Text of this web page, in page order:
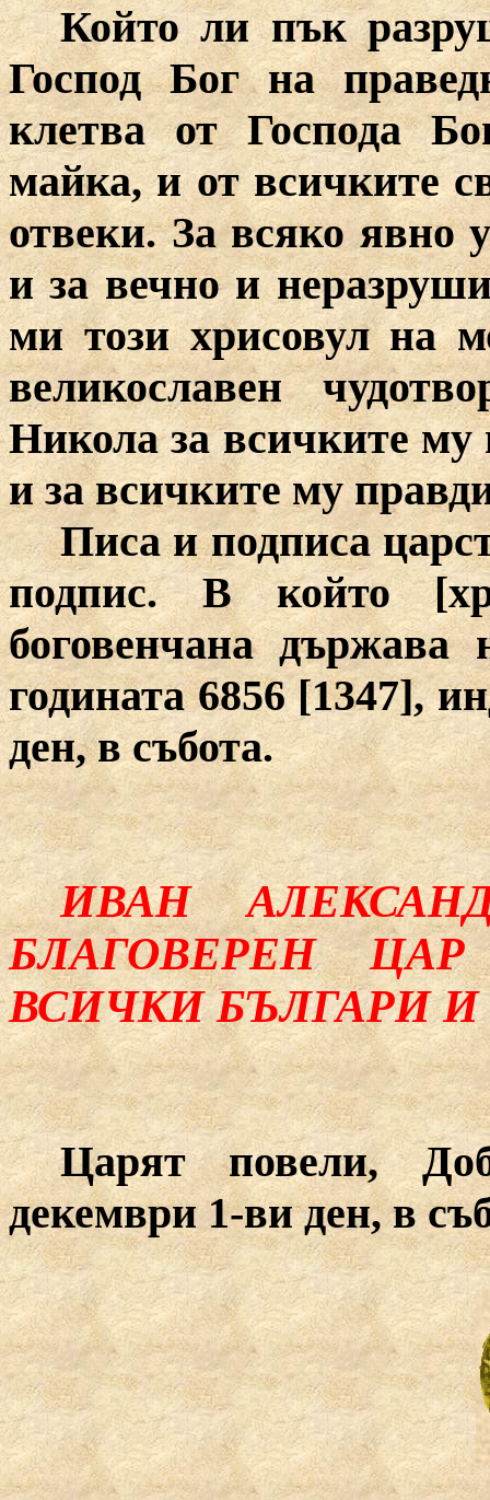
Който ли пък
Господ Бог на
клетва от Господа
майка, и от всичките
отвеки. За всяко явно
и за вечно и
ми този хрисовул на
великославен
Никола за всичките му
и за всичките му
Писа и подписа
подпис. В който
боговенчана
годината 6856 [1347],
ден, в събота.
ИВАН
БЛАГОВЕРЕН
ВСИЧКИ БЪЛГАРИ И
Царят повели,
декември 1-ви ден, в